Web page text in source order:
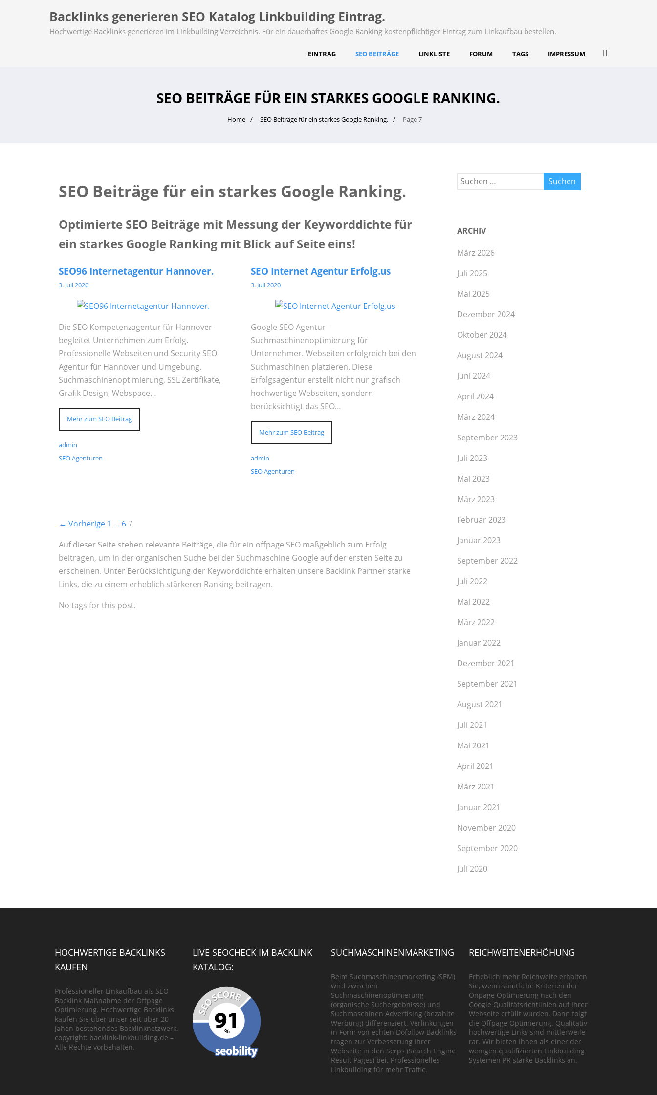
Backlinks generieren SEO Katalog Linkbuilding Eintrag.
Hochwertige Backlinks generieren im Linkbuilding Verzeichnis. Für ein dauerhaftes Google Ranking kostenpflichtiger Eintrag zum Linkaufbau bestellen.
EINTRAG SEO BEITRÄGE LINKLISTE FORUM TAGS IMPRESSUM
SEO BEITRÄGE FÜR EIN STARKES GOOGLE RANKING.
Home SEO Beiträge für ein starkes Google Ranking. Page 7
SEO Beiträge für ein starkes Google Ranking.
Optimierte SEO Beiträge mit Messung der Keyworddichte für
ein starkes Google Ranking mit Blick auf Seite eins!
SEO96 Internetagentur Hannover.
3. Juli 2020
Die SEO Kompetenzagentur für Hannover
begleitet Unternehmen zum Erfolg.
Professionelle Webseiten und Security SEO
Agentur für Hannover und Umgebung.
Suchmaschinenoptimierung, SSL Zertifikate,
Grafik Design, Webspace…
Mehr zum SEO Beitrag
admin
SEO Agenturen
SEO Internet Agentur Erfolg.us
3. Juli 2020
Google SEO Agentur –
Suchmaschinenoptimierung für
Unternehmer. Webseiten erfolgreich bei den
Suchmaschinen platzieren. Diese
Erfolgsagentur erstellt nicht nur grafisch
hochwertige Webseiten, sondern
berücksichtigt das SEO…
Mehr zum SEO Beitrag
admin
SEO Agenturen
← Vorherige 1 … 67
Auf dieser Seite stehen relevante Beiträge, die für ein offpage SEO maßgeblich zum Erfolg
beitragen, um in der organischen Suche bei der Suchmaschine Google auf der ersten Seite zu
erscheinen. Unter Berücksichtigung der Keyworddichte erhalten unsere Backlink Partner starke
Links, die zu einem erheblich stärkeren Ranking beitragen.
No tags for this post.
ARCHIV
März 2026
Juli 2025
Mai 2025
Dezember 2024
Oktober 2024
August 2024
Juni 2024
April 2024
März 2024
September 2023
Juli 2023
Mai 2023
März 2023
Februar 2023
Januar 2023
September 2022
Juli 2022
Mai 2022
März 2022
Januar 2022
Dezember 2021
September 2021
August 2021
Juli 2021
Mai 2021
April 2021
März 2021
Januar 2021
November 2020
September 2020
Juli 2020
HOCHWERTIGE BACKLINKS
KAUFEN
Professioneller Linkaufbau als SEO
Backlink Maßnahme der Offpage
Optimierung. Hochwertige Backlinks
kaufen Sie über unser seit über 20
Jahen bestehendes Backlinknetzwerk.
copyright: backlink-linkbuilding.de –
Alle Rechte vorbehalten.
LIVE SEOCHECK IM BACKLINK
KATALOG:
SUCHMASCHINENMARKETING
Beim Suchmaschinenmarketing (SEM)
wird zwischen
Suchmaschinenoptimierung
(organische Suchergebnisse) und
Suchmaschinen Advertising (bezahlte
Werbung) differenziert. Verlinkungen
in Form von echten Dofollow Backlinks
tragen zur Verbesserung Ihrer
Webseite in den Serps (Search Engine
Result Pages) bei. Professionelles
Linkbuilding für mehr Traffic.
REICHWEITENERHÖHUNG
Erheblich mehr Reichweite erhalten
Sie, wenn sämtliche Kriterien der
Onpage Optimierung nach den
Google Qualitätsrichtlinien auf Ihrer
Webseite erfüllt wurden. Dann folgt
die Offpage Optimierung. Qualitativ
hochwertige Links sind mittlerweile
rar. Wir bieten Ihnen als einer der
wenigen qualifizierten Linkbuilding
Systemen PR starke Backlinks an.